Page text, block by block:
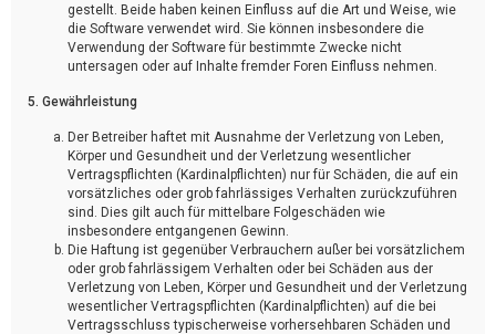
gestellt. Beide haben keinen Einfluss auf die Art und Weise, wie
die Software verwendet wird. Sie können insbesondere die
Verwendung der Software für bestimmte Zwecke nicht
untersagen oder auf Inhalte fremder Foren Einfluss nehmen.
5. Gewährleistung
Der Betreiber haftet mit Ausnahme der Verletzung von Leben,
Körper und Gesundheit und der Verletzung wesentlicher
Vertragspflichten (Kardinalpflichten) nur für Schäden, die auf ein
vorsätzliches oder grob fahrlässiges Verhalten zurückzuführen
sind. Dies gilt auch für mittelbare Folgeschäden wie
insbesondere entgangenen Gewinn.
Die Haftung ist gegenüber Verbrauchern außer bei vorsätzlichem
oder grob fahrlässigem Verhalten oder bei Schäden aus der
Verletzung von Leben, Körper und Gesundheit und der Verletzung
wesentlicher Vertragspflichten (Kardinalpflichten) auf die bei
Vertragsschluss typischerweise vorhersehbaren Schäden und